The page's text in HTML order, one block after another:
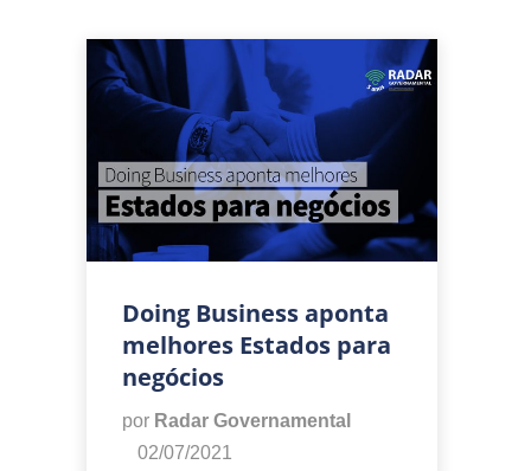
Doing Business aponta
melhores Estados para
negócios
por Radar Governamental
02/07/2021